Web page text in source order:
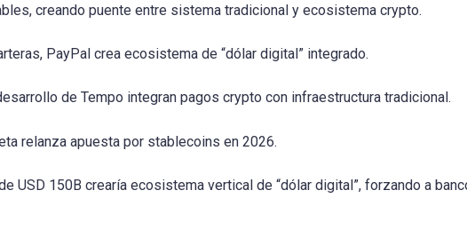
creando puente entre sistema tradicional y ecosistema crypto.
PayPal crea ecosistema de “dólar digital” integrado.
de Tempo integran pagos crypto con infraestructura tradicional.
relanza apuesta por stablecoins en 2026.
USD 150B crearía ecosistema vertical de “dólar digital”, forzando a